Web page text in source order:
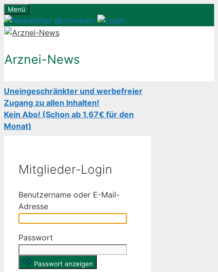
Zum
Inhalt
springen
Menü
Arznei-News
Uneingeschränkter und werbefreier
Zugang zu allen Inhalten!
Kein Abo! (Schon ab 1,67€ für den
Monat)
Mitglieder-Login
Benutzername oder E-Mail-
Adresse
Passwort
Passwort anzeigen